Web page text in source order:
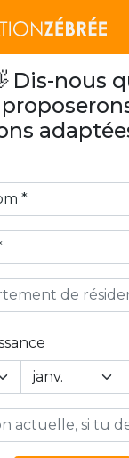
Dis-nous
de
Day